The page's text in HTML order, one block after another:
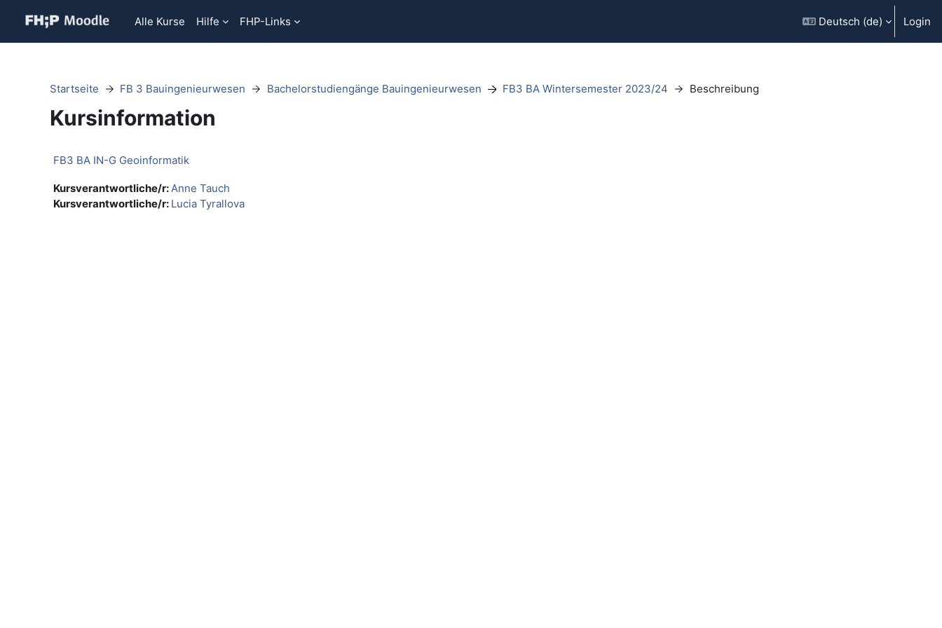
Alle Kurse
Hilfe FHP-Links Deutsch ‎(de)‎ Login
Startseite FB 3 Bauingenieurwesen Bachelorstudiengänge Bauingenieurwesen FB3 BA Wintersemester 2023/24 Beschreibung
Kursinformation
FB3 BA IN-G Geoinformatik
Kursverantwortliche/r:Anne Tauch
Kursverantwortliche/r: Lucia Tyrallova